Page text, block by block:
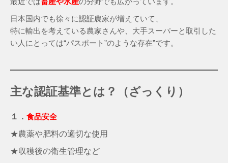
日本国内でも徐々に認証農家が増えていて、
特に輸出を考えている農家さんや、大手スーパーと取引した
い人にとっては“パスポート”のような存在”です。
主な認証基準とは？（ざっくり）
１． 食品安全
★農薬や肥料の適切な使用
★収穫後の衛生管理など